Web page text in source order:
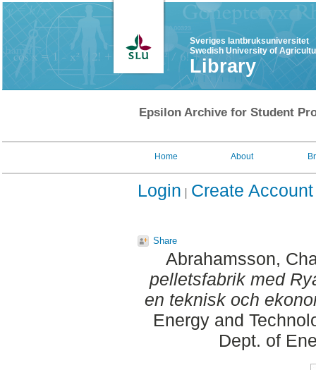
Sveriges lantbruksuniversitet
Swedish University of
Library
Epsilon Archive for Student
Home About
Login Create Account
Share
Abrahamsson,
pelletsfabrik med
en teknisk och
Energy and
Dept. of